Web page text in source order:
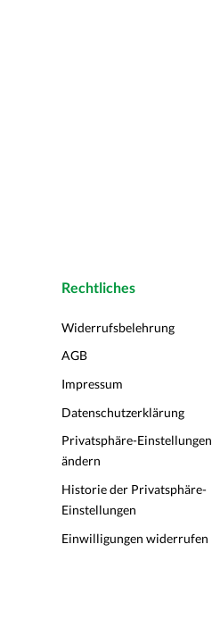
Rechtliches
Widerrufsbelehrung
AGB
Impressum
Datenschutzerklärung
Privatsphäre-Einstellungen
ändern
Historie der Privatsphäre-
Einstellungen
Einwilligungen widerrufen